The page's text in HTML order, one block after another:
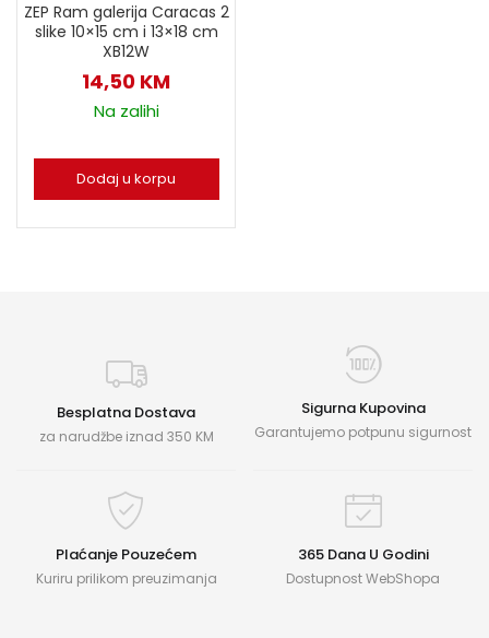
ZEP Ram galerija Caracas 2
slike 10×15 cm i 13×18 cm
XB12W
14,50 KM
Na zalihi
Dodaj u korpu
Besplatna Dostava
za narudžbe iznad 350 KM
Sigurna Kupovina
Garantujemo potpunu sigurnost
Plaćanje Pouzećem
Kuriru prilikom preuzimanja
365 Dana U Godini
Dostupnost WebShopa